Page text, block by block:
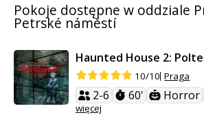
Pokoje dostępne w oddziale
Petrské náměstí
Haunted House 2:
10/10 Praga
2-6 60' Horror
więcej